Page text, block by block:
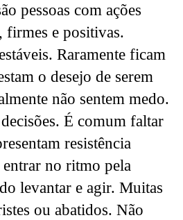
pessoas com ações
firmes e positivas.
Raramente ficam
o desejo de serem
não sentem medo.
É comum faltar
resistência
no ritmo pela
levantar e agir. Muitas
ou abatidos. Não